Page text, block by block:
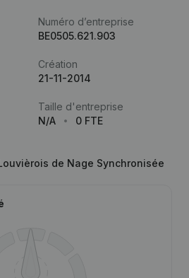
Numéro d’entreprise
BE0505.621.903
Création
21-11-2014
Taille d'entreprise
N/A
0 FTE
de Nage Synchronisée